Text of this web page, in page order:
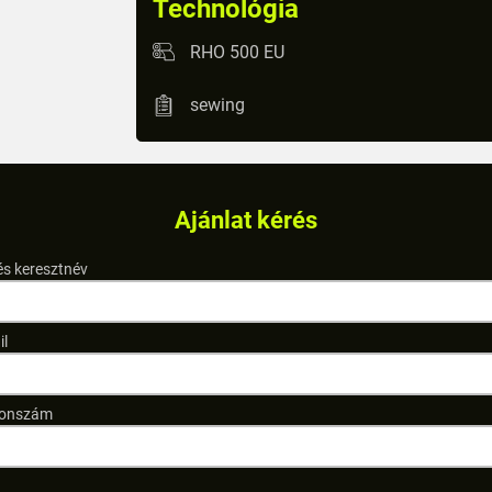
Technológia
RHO 500 EU
sewing
Ajánlat kérés
keresztnév